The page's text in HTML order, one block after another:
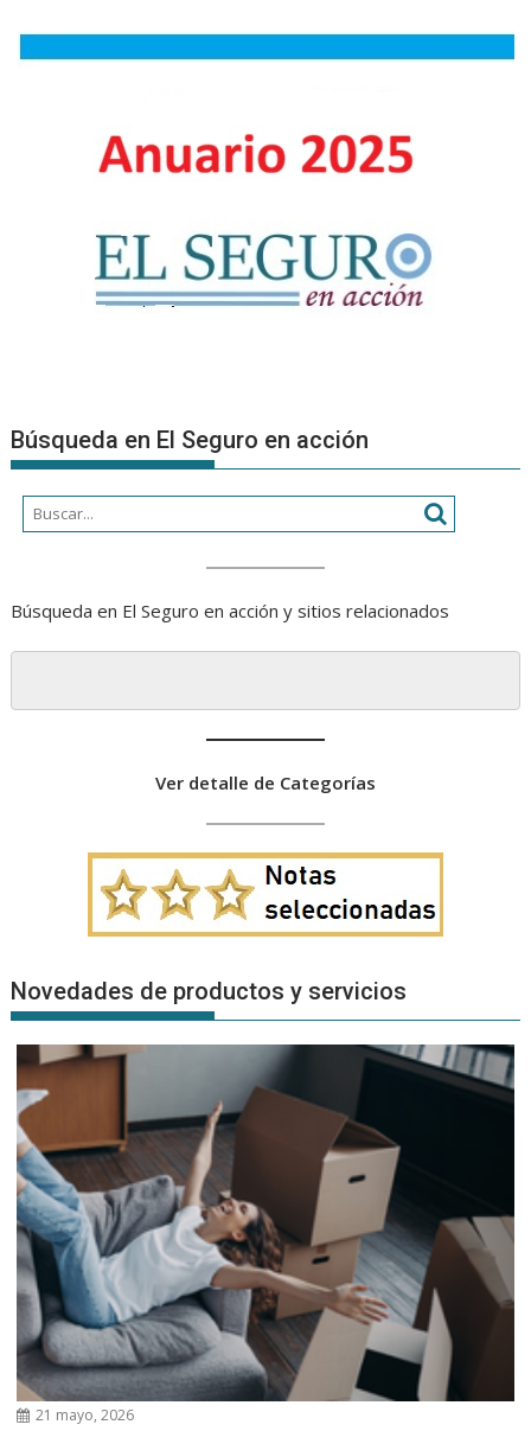
de
sobre
en
tiempos
de
Búsqueda en El Seguro en acción
Búsqueda en El Seguro en acción y sitios relacionados
Ver detalle de Categorías
Novedades de productos y servicios
21 mayo, 2026